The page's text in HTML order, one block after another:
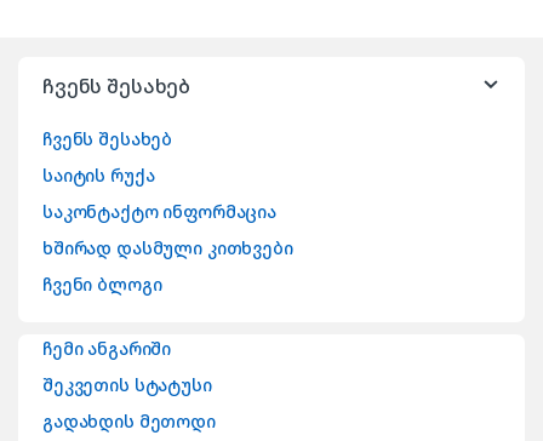
ჩვენს შესახებ
ჩვენს შესახებ
საიტის რუქა
საკონტაქტო ინფორმაცია
ხშირად დასმული კითხვები
ჩვენი ბლოგი
ჩემი ანგარიში
შეკვეთის სტატუსი
გადახდის მეთოდი